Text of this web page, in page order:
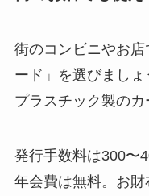
街のコンビニやお
ード」を選びましょ
プラスチック製のカ
発行手数料は300〜
年会費は無料。お